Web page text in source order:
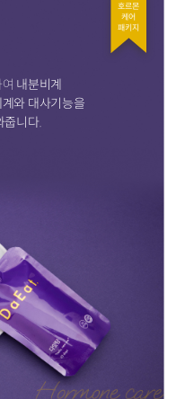
호르몬
케어
패키지
내분비계
와 대사기능을
줍니다.